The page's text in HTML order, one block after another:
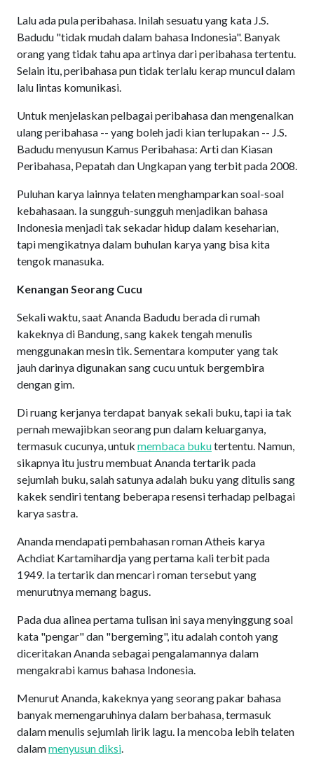
Lalu ada pula peribahasa. Inilah sesuatu yang kata J.S.
Badudu "tidak mudah dalam bahasa Indonesia". Banyak
orang yang tidak tahu apa artinya dari peribahasa tertentu.
Selain itu, peribahasa pun tidak terlalu kerap muncul dalam
lalu lintas komunikasi.
Untuk menjelaskan pelbagai peribahasa dan mengenalkan
ulang peribahasa -- yang boleh jadi kian terlupakan -- J.S.
Badudu menyusun Kamus Peribahasa: Arti dan Kiasan
Peribahasa, Pepatah dan Ungkapan yang terbit pada 2008.
Puluhan karya lainnya telaten menghamparkan soal-soal
kebahasaan. Ia sungguh-sungguh menjadikan bahasa
Indonesia menjadi tak sekadar hidup dalam keseharian,
tapi mengikatnya dalam buhulan karya yang bisa kita
tengok manasuka.
Kenangan Seorang Cucu
Sekali waktu, saat Ananda Badudu berada di rumah
kakeknya di Bandung, sang kakek tengah menulis
menggunakan mesin tik. Sementara komputer yang tak
jauh darinya digunakan sang cucu untuk bergembira
dengan gim.
Di ruang kerjanya terdapat banyak sekali buku, tapi ia tak
pernah mewajibkan seorang pun dalam keluarganya,
termasuk cucunya, untuk membaca bukutertentu. Namun,
sikapnya itu justru membuat Ananda tertarik pada
sejumlah buku, salah satunya adalah buku yang ditulis sang
kakek sendiri tentang beberapa resensi terhadap pelbagai
karya sastra.
Ananda mendapati pembahasan roman Atheis karya
Achdiat Kartamihardja yang pertama kali terbit pada
1949. Ia tertarik dan mencari roman tersebut yang
menurutnya memang bagus.
Pada dua alinea pertama tulisan ini saya menyinggung soal
kata "pengar" dan "bergeming", itu adalah contoh yang
diceritakan Ananda sebagai pengalamannya dalam
mengakrabi kamus bahasa Indonesia.
Menurut Ananda, kakeknya yang seorang pakar bahasa
banyak memengaruhinya dalam berbahasa, termasuk
dalam menulis sejumlah lirik lagu. Ia mencoba lebih telaten
dalammenyusun diksi.